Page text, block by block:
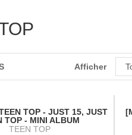
Afficher
TOP - JUST 15, JUST
TOP - MINI ALBUM
TEEN TOP